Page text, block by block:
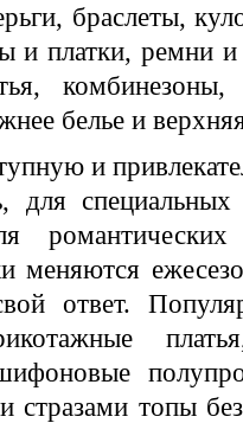
браслеты,
и платки, ремни
белье и
и
для
меняются
ответ.
стразами топы